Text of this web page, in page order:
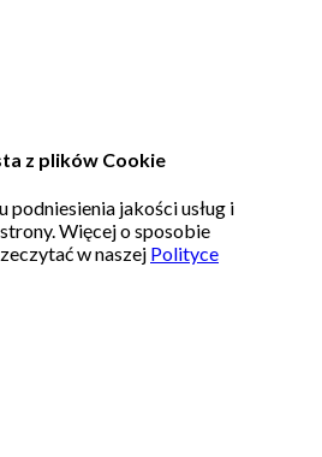
z plików Cookie
jakości usług i
Więcej o sposobie
w naszej Polityce